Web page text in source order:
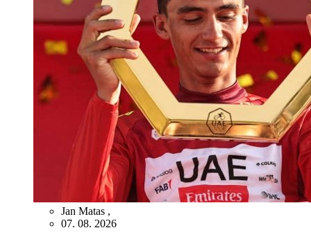
Jan Matas ,
07. 08. 2026